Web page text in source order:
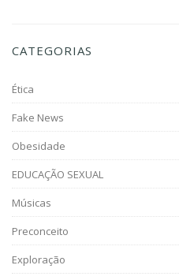
CATEGORIAS
Ética
Fake News
Obesidade
EDUCAÇÃO SEXUAL
Músicas
Preconceito
Exploração